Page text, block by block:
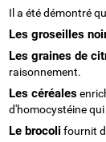
Il a été démontré
Les groseilles
Les graines de
raisonnement.
Les céréales
d'homocystéine
Le brocoli fournit